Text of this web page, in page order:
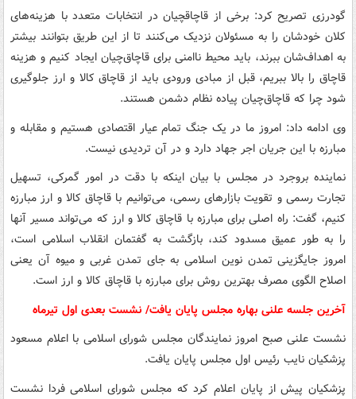
گودرزی تصریح کرد: برخی از قاچاقچیان در انتخابات متعدد با هزینه‌های
کلان خودشان را به مسئولان نزدیک می‌کنند تا از این طریق بتوانند بیشتر
به اهداف‌شان ببرند، باید محیط ناامنی برای قاچاق‌چیان ایجاد کنیم و هزینه
قاچاق را بالا ببریم، قبل از مبادی ورودی باید از قاچاق کالا و ارز جلوگیری
شود چرا که قاچاق‌چیان پیاده نظام دشمن هستند.
وی ادامه داد: امروز ما در یک جنگ تمام عیار اقتصادی هستیم و مقابله و
مبارزه با این جریان اجر جهاد دارد و در آن تردیدی نیست.
نماینده بروجرد در مجلس با بیان اینکه با دقت در امور گمرکی، تسهیل
تجارت رسمی و تقویت بازارهای رسمی، می‌توانیم با قاچاق کالا و ارز مبارزه
کنیم، گفت: راه اصلی برای مبارزه با قاچاق کالا و ارز که می‌تواند مسیر آنها
را به طور عمیق مسدود کند، بازگشت به گفتمان انقلاب اسلامی است،
امروز جایگزینی تمدن نوین اسلامی به جای تمدن غربی و میوه آن یعنی
اصلاح الگوی مصرف بهترین روش برای مبارزه با قاچاق کالا و ارز است.
آخرین جلسه علنی بهاره مجلس پایان یافت/ نشست بعدی اول تیرماه
نشست علنی صبح امروز نمایندگان مجلس شورای اسلامی با اعلام مسعود
پزشکیان نایب رئیس اول مجلس پایان یافت.
پزشکیان پیش از پایان اعلام کرد که مجلس شورای اسلامی فردا نشست